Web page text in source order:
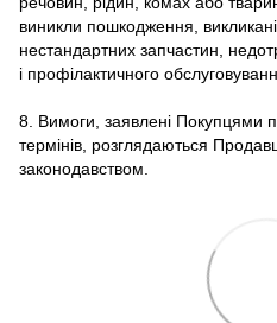
виникли пошкодження,
нестандартних запчастин,
і профілактичного
8. Вимоги, заявлені Покупцями
термінів, розглядаються
законодавством.